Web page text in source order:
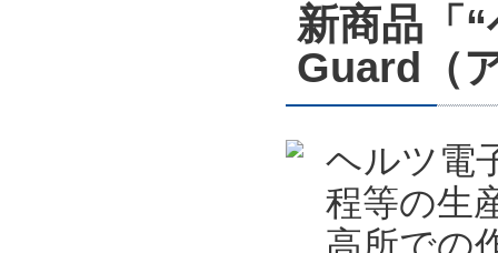
新商品「
Guard（
ヘルツ電
程等の生
高所での